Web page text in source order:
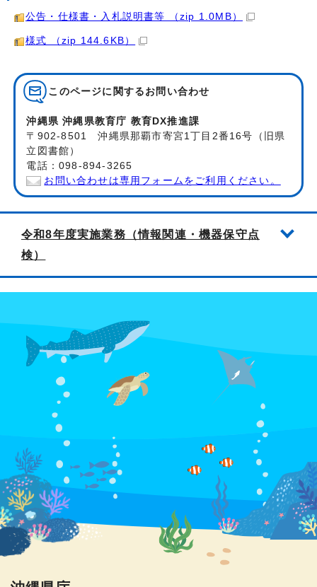
公告・仕様書・入札説明書等 （zip 1.0MB）
様式 （zip 144.6KB）
このページに関する お問い合わせ
沖縄県 沖縄県教育庁 教育DX推進課
〒902-8501 沖縄県那覇市寄宮1丁目2番16号（旧県
立図書館）
電話：098-894-3265
お問い合わせは専用フォームをご利用ください。
令和8年度実施業務（情報関連・機器保守点
検）